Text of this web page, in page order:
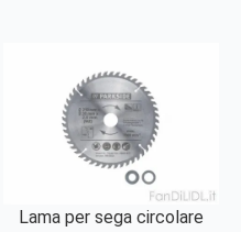
Lama per sega circolare